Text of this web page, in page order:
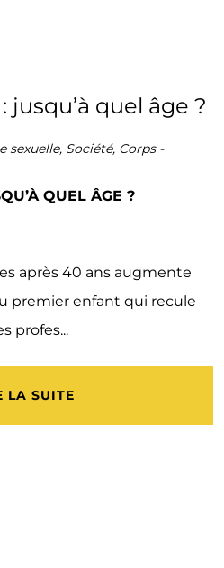
sexuelle, Société, Corps-
QUEL ÂGE ?
après 40 ans augmente
premier enfant qui recule
profes...
LA SUITE